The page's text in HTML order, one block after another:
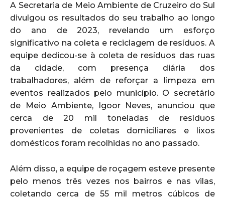
A Secretaria de Meio Ambiente de Cruzeiro do Sul
divulgou os resultados do seu trabalho ao longo
do ano de 2023, revelando um esforço
significativo na coleta e reciclagem de resíduos. A
equipe dedicou-se à coleta de resíduos das ruas
da cidade, com presença diária dos
trabalhadores, além de reforçar a limpeza em
eventos realizados pelo município. O secretário
de Meio Ambiente, Igoor Neves, anunciou que
cerca de 20 mil toneladas de resíduos
provenientes de coletas domiciliares e lixos
domésticos foram recolhidas no ano passado.
Além disso, a equipe de roçagem esteve presente
pelo menos três vezes nos bairros e nas vilas,
coletando cerca de 55 mil metros cúbicos de